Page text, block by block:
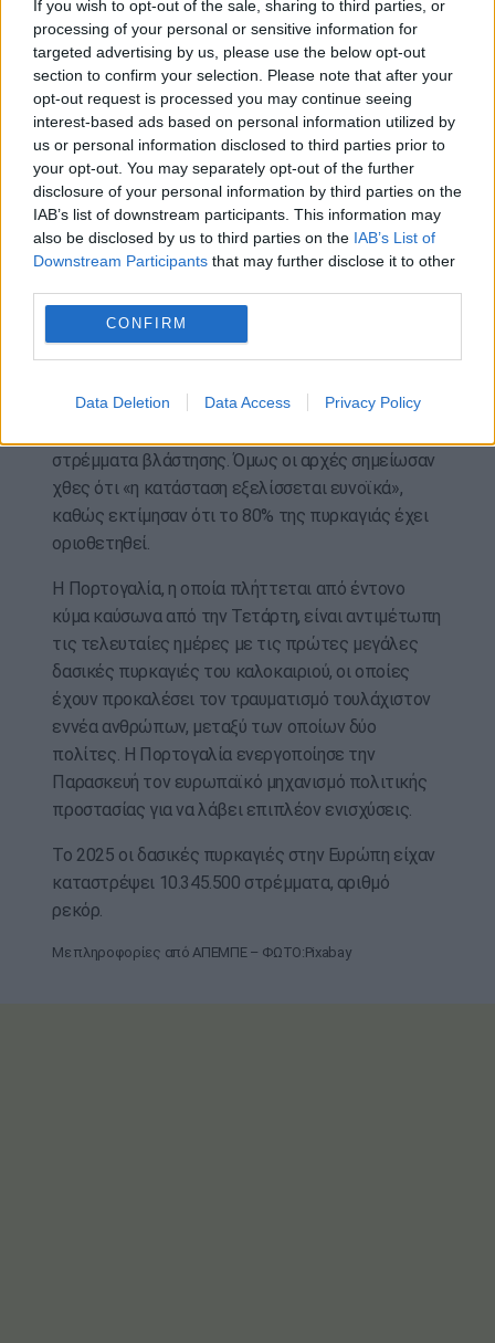
If you wish to opt-out of the sale, sharing to third parties, or
processing of your personal or sensitive information for
targeted advertising by us, please use the below opt-out
section to confirm your selection. Please note that after your
opt-out request is processed you may continue seeing
interest-based ads based on personal information utilized by
us or personal information disclosed to third parties prior to
your opt-out. You may separately opt-out of the further
disclosure of your personal information by third parties on the
IAB’s list of downstream participants. This information may
also be disclosed by us to third parties on the IAB’s List of
Downstream Participants that may further disclose it to other
CONFIRM
Data Deletion Data Access Privacy Policy
Στην άλλη πλευρά των συνόρων πυρκαγιά που
ξέσπασε την Παρασκευή στην Ισπανία κοντά στο
τουριστικό θέρετρο Κόστα Μπράβα έχει κάψει
22.000 στρέμματα. Χθες η πυροσβεστική
ανακοίνωσε ότι η κατάσταση «έχει
σταθεροποιηθεί».
Η φωτιά μάλλον οφείλεται «σε αμέλεια» και ένας
άνθρωπος έχει συλληφθεί, σύμφωνα με τις
ισπανικές αρχές. Όπως μετέδωσαν τοπικά μέσα
ενημέρωσης, πρόκειται για έναν εργάτη ο οποίος
φέρεται να χρησιμοποίησε τροχό κοπής σε
περιοχή όπου απαγορευόταν.
πυρκαγιά μαίνεται εδώ και τρεις ημέρες στη
στρέμματα βλάστησης. Όμως οι αρχές σημείωσαν
χθες ότι «η κατάσταση εξελίσσεται ευνοϊκά»,
καθώς εκτίμησαν ότι το 80% της πυρκαγιάς έχει
οριοθετηθεί.
Η Πορτογαλία, η οποία πλήττεται από έντονο
κύμα καύσωνα από την Τετάρτη, είναι αντιμέτωπη
τις τελευταίες ημέρες με τις πρώτες μεγάλες
δασικές πυρκαγιές του καλοκαιριού, οι οποίες
έχουν προκαλέσει τον τραυματισμό τουλάχιστον
εννέα ανθρώπων, μεταξύ των οποίων δύο
πολίτες. Η Πορτογαλία ενεργοποίησε την
Παρασκευή τον ευρωπαϊκό μηχανισμό πολιτικής
προστασίας για να λάβει επιπλέον ενισχύσεις.
Το 2025 οι δασικές πυρκαγιές στην Ευρώπη είχαν
καταστρέψει 10.345.500 στρέμματα, αριθμό
ρεκόρ.
Με πληροφορίες από ΑΠΕΜΠΕ – ΦΩΤΟ:Pixabay